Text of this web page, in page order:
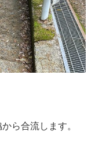
ら合流します。